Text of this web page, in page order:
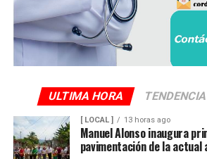
ULTIMA HORA TENDENCIA
[ LOCAL ] 13 horas ago
Manuel Alonso inaugura
pavimentación de la